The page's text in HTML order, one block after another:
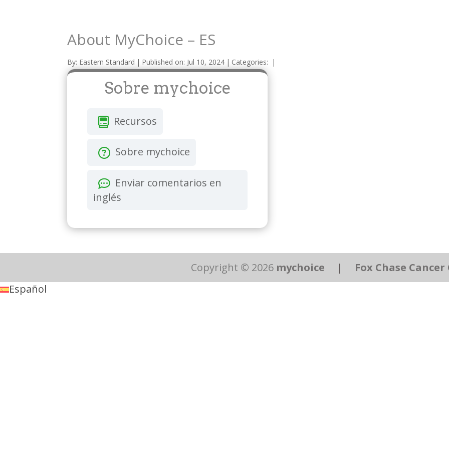
About MyChoice – ES
By: Eastern Standard | Published on: Jul 10, 2024 | Categories: |
Sobre mychoice
Recursos
Sobre mychoice
Enviar comentarios en
inglés
Copyright © 2026 mychoice |
Fox Chase
Español